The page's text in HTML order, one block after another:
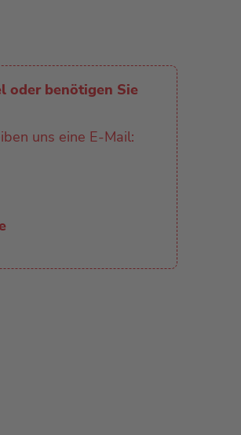
oder benötigen Sie
uns eine E-Mail: